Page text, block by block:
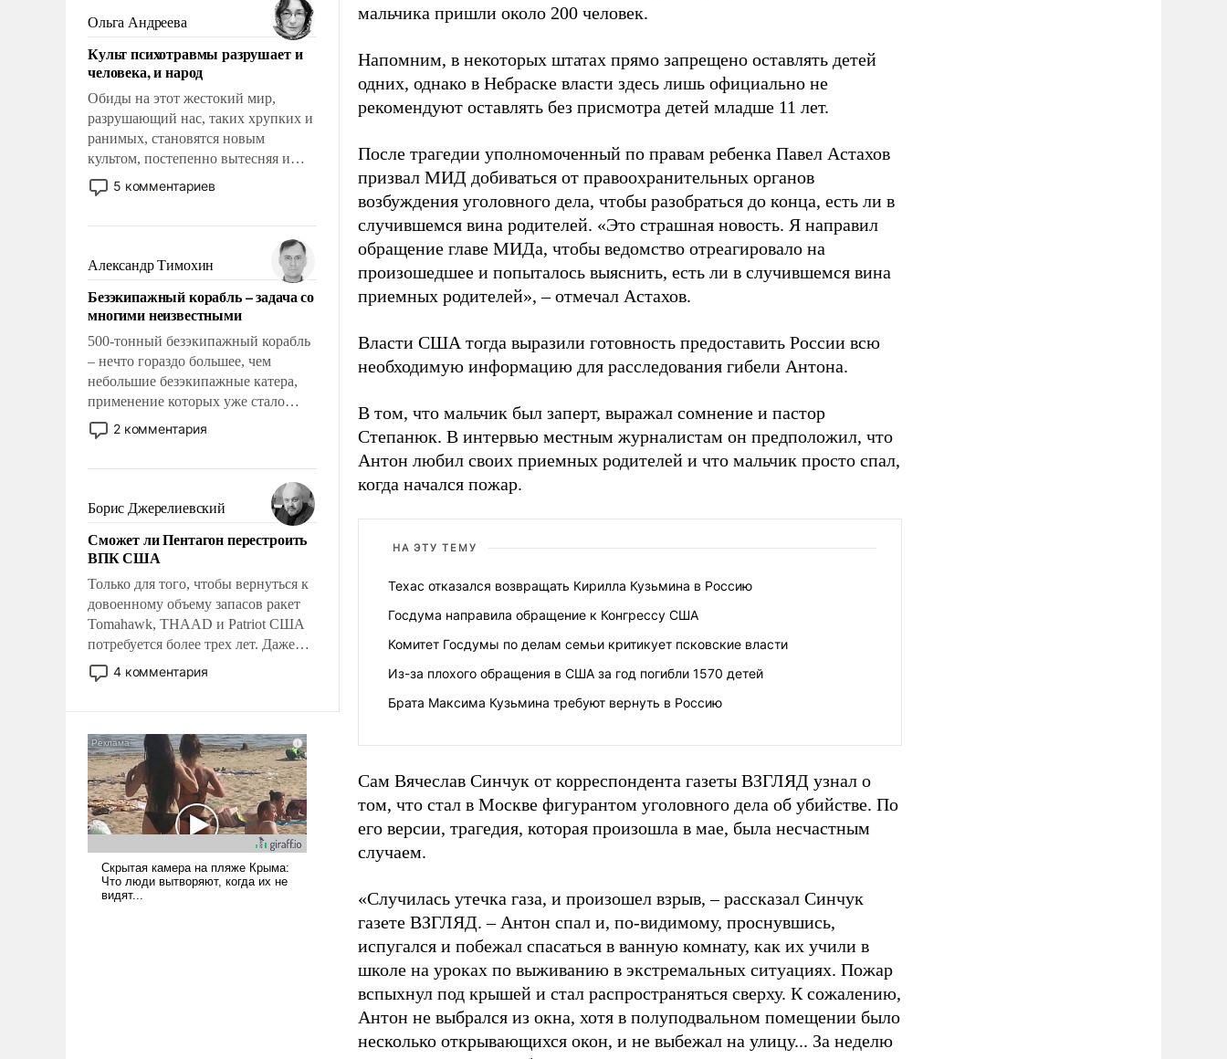
Ольга Андреева
Культ психотравмы разрушает и
человека, и народ
Обиды на этот жестокий мир,
разрушающий нас, таких хрупких и
ранимых, становятся новым
культом, постепенно вытесняя и
отменяя традиционное требование к
человеку – быть мужественным и
на себя ответственность, помогать
слабым, идти вперед и
адаптироваться.
5 комментариев
Александр Тимохин
Безэкипажный корабль – задача со
многими неизвестными
500-тонный безэкипажный корабль
– нечто гораздо большее, чем
небольшие безэкипажные катера,
применение которых уже стало
обыденностью. Задача по созданию
такого корабля очень сложна и
реализация радикально поднимет
наши боевые возможности.
2 комментария
Борис Джерелиевский
Сможет ли Пентагон перестроить
ВПК США
Только для того, чтобы вернуться к
довоенному объему запасов ракет
Tomahawk, THAAD и Patriot США
потребуется более трех лет. Даже
небольшая война с Ираном
опустошила американские
уязвимости США, например, перед
Китаем.
4 комментария
мальчика пришли около 200 человек.
Напомним, в некоторых штатах прямо запрещено оставлять детей
одних, однако в Небраске власти здесь лишь официально не
рекомендуют оставлять без присмотра детей младше 11 лет.
После трагедии уполномоченный по правам ребенка Павел Астахов
призвал МИД добиваться от правоохранительных органов
возбуждения уголовного дела, чтобы разобраться до конца, есть ли в
случившемся вина родителей. «Это страшная новость. Я направил
обращение главе МИДа, чтобы ведомство отреагировало на
произошедшее и попыталось выяснить, есть ли в случившемся вина
приемных родителей», – отмечал Астахов.
Власти США тогда выразили готовность предоставить России всю
необходимую информацию для расследования гибели Антона.
В том, что мальчик был заперт, выражал сомнение и пастор
Степанюк. В интервью местным журналистам он предположил, что
Антон любил своих приемных родителей и что мальчик просто спал,
когда начался пожар.
НА ЭТУ ТЕМУ
Техас отказался возвращать Кирилла Кузьмина в Россию
Госдума направила обращение к Конгрессу США
Комитет Госдумы по делам семьи критикует псковские власти
Из-за плохого обращения в США за год погибли 1570 детей
Брата Максима Кузьмина требуют вернуть в Россию
Сам Вячеслав Синчук от корреспондента газеты ВЗГЛЯД узнал о
том, что стал в Москве фигурантом уголовного дела об убийстве. По
его версии, трагедия, которая произошла в мае, была несчастным
случаем.
«Случилась утечка газа, и произошел взрыв, – рассказал Синчук
газете ВЗГЛЯД. – Антон спал и, по-видимому, проснувшись,
испугался и побежал спасаться в ванную комнату, как их учили в
школе на уроках по выживанию в экстремальных ситуациях. Пожар
вспыхнул под крышей и стал распространяться сверху. К сожалению,
Антон не выбрался из окна, хотя в полуподвальном помещении было
несколько открывающихся окон, и не выбежал на улицу... За неделю